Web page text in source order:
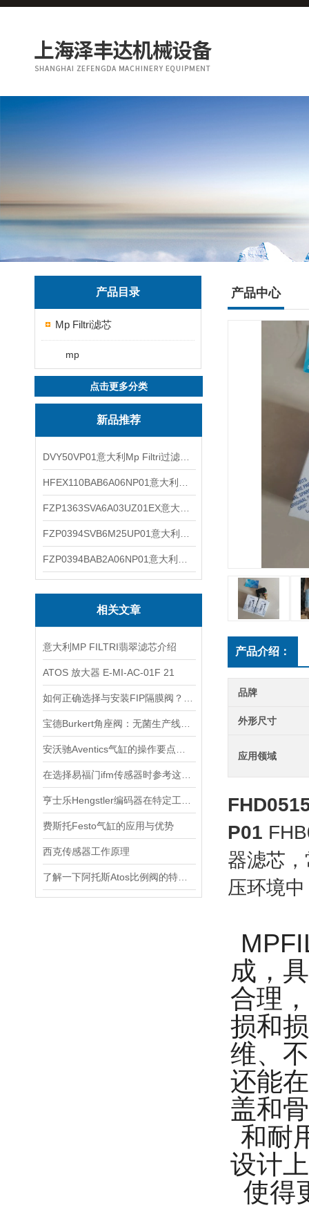
产品目录
Mp Filtri滤芯
mp
点击更多分类
新品推荐
相关文章
意大利MP FILTRI翡翠滤芯介绍
ATOS 放大器 E-MI-AC-01F 21
费斯托Festo气缸的应用与优势
西克传感器工作原理
产品中心
产品介绍：
品牌
外形尺寸
应用领域
P01
器滤芯
压环境
成，
合理
损和
维、
还能
盖和
和耐
设计
使得